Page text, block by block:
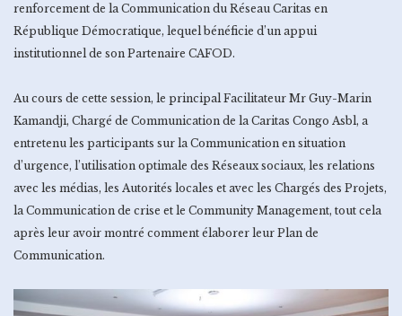
renforcement de la Communication du Réseau Caritas en
République Démocratique, lequel bénéficie d’un appui
institutionnel de son Partenaire CAFOD.
Au cours de cette session, le principal Facilitateur Mr Guy-Marin
Kamandji, Chargé de Communication de la Caritas Congo Asbl, a
entretenu les participants sur la Communication en situation
d’urgence, l’utilisation optimale des Réseaux sociaux, les relations
avec les médias, les Autorités locales et avec les Chargés des Projets,
la Communication de crise et le Community Management, tout cela
après leur avoir montré comment élaborer leur Plan de
Communication.